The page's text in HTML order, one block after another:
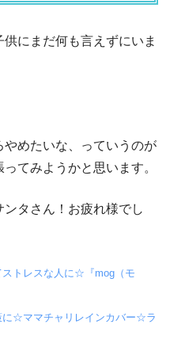
にまだ何も言えずにいま
めたいな、っていうのが
てみようかと思います。
タさん！お疲れ様でし
トレスな人に☆『mog（モ
に☆ママチャリレインカバー☆ラ